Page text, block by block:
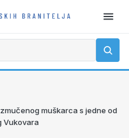
muškarca s jedne od
Vukovara